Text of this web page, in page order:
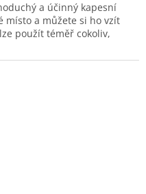
a účinný kapesní
místo a můžete si ho vzít
použít téměř cokoliv,